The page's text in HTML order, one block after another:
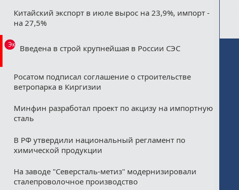
Китайский экспорт в июле вырос на 23,9%, импорт -
на 27,5%
Эксклюзив
Введена в строй крупнейшая в России СЭС
Росатом подписал соглашение о строительстве
ветропарка в Киргизии
Минфин разработал проект по акцизу на импортную
сталь
В РФ утвердили национальный регламент по
химической продукции
На заводе "Северсталь-метиз" модернизировали
сталепроволочное производство